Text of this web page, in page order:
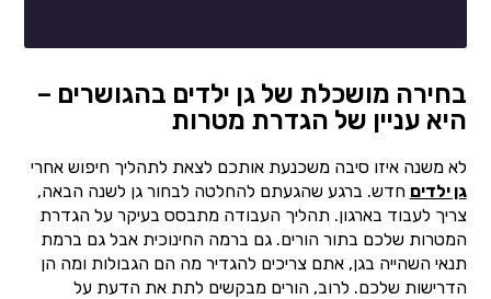
בחירה מושכלת של גן ילדים בהגושרים –
היא עניין של הגדרת מטרות
לא משנה איזו סיבה משכנעת אותכם לצאת לתהליך חיפוש אחרי
גן ילדים חדש. ברגע שהגעתם להחלטה לבחור גן לשנה הבאה,
צריך לעבוד בארגון. תהליך העבודה מתבסס בעיקר על הגדרת
המטרות שלכם בתור הורים. גם ברמה החינוכית אבל גם ברמת
תנאי השהייה בגן, אתם צריכים להגדיר מה הם הגבולות ומה הן
הדרישות שלכם. לרוב, הורים מבקשים לתת את הדעת על